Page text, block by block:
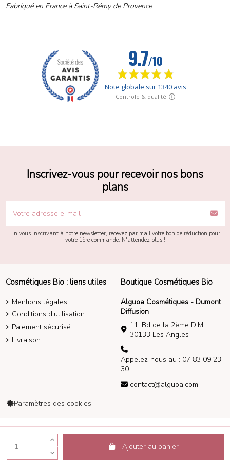
Ajouter au panier
Fabriqué en France à Saint-Rémy de Provence
Inscrivez-vous pour recevoir nos bons
plans
En vous inscrivant à notre newsletter, recevez par mail votre bon de réduction pour
votre 1ère commande. N'attendez plus !
Cosmétiques Bio : liens utiles
Mentions légales
Conditions d'utilisation
Paiement sécurisé
Livraison
Boutique Cosmétiques Bio
Alguoa Cosmétiques - Dumont
Diffusion
11, Bd de la 2ème DIM
30133 Les Angles
Appelez-nous au : 07 83 09 23
30
contact@alguoa.com
Paramètres des cookies
Alguoa Cosmétiques 2014-2026